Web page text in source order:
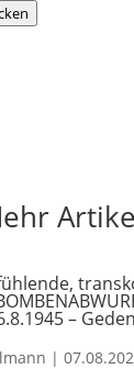
–
|